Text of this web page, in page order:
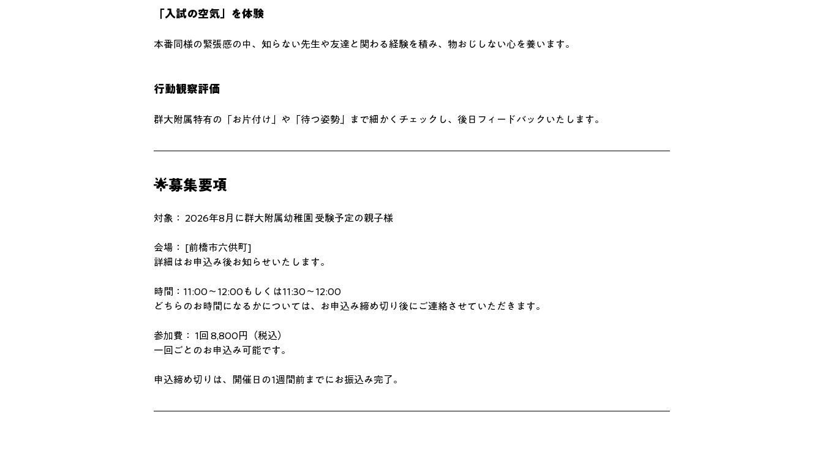
​「入試の空気」を体験
本番同様の緊張感の中、知らない先生や友達と関わる経験を積み、物おじしない心を養います。
行動観察評価
群大附属特有の「お片付け」や「待つ姿勢」まで細かくチェックし、後日フィードバックいたします。
​🌟募集要項
​対象： 2026年8月に群大附属幼稚園 受験予定の親子様
​会場： [前橋市六供町]
詳細はお申込み後お知らせいたします。
時間：11:00〜12:00もしくは11:30〜12:00
どちらのお時間になるかについては、お申込み締め切り後にご連絡させていただきます。
​参加費： 1回 8,800円（税込）
一回ごとのお申込み可能です。
申込締め切りは、開催日の1週間前までにお振込み完了。